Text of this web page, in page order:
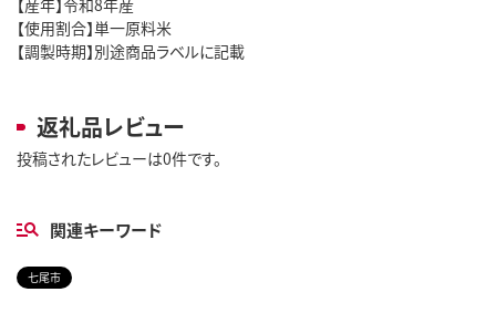
【使用割合】単一原料米
【調製時期】別途商品ラベルに記載
返礼品レビュー
投稿されたレビューは0件です。
関連キーワード
七尾市